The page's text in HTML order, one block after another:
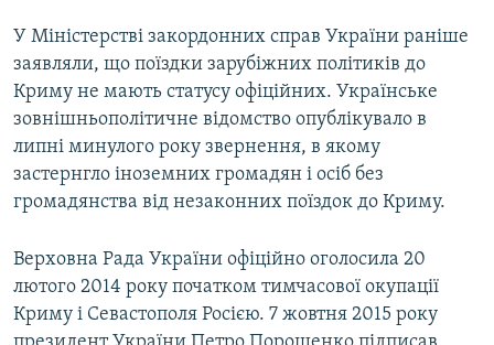
У Міністерстві закордонних справ України раніше
заявляли, що поїздки зарубіжних політиків до
Криму не мають статусу офіційних. Українське
зовнішньополітичне відомство опублікувало в
липні минулого року звернення, в якому
застернгло іноземних громадян і осіб без
громадянства від незаконних поїздок до Криму.
Верховна Рада України офіційно оголосила 20
лютого 2014 року початком тимчасової окупації
Криму і Севастополя Росією. 7 жовтня 2015 року